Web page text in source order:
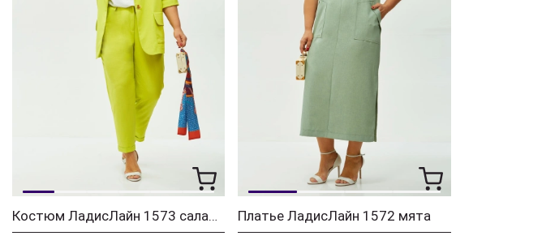
Костюм ЛадисЛайн 1573 салатовый Платье ЛадисЛайн 1572 мята